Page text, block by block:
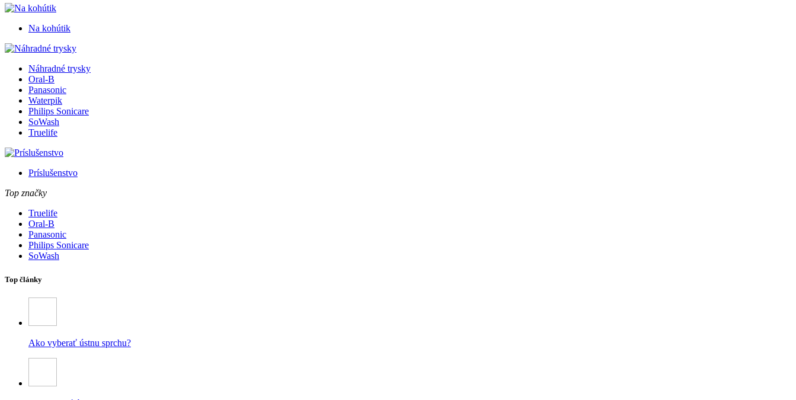
Na kohútik
Náhradné trysky
Oral-B
Panasonic
Waterpik
Philips Sonicare
SoWash
Truelife
Príslušenstvo
Top značky
Truelife
Oral-B
Panasonic
Philips Sonicare
SoWash
Top články
Ako vyberať ústnu sprchu?